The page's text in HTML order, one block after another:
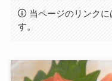
当ページのリンク
す。